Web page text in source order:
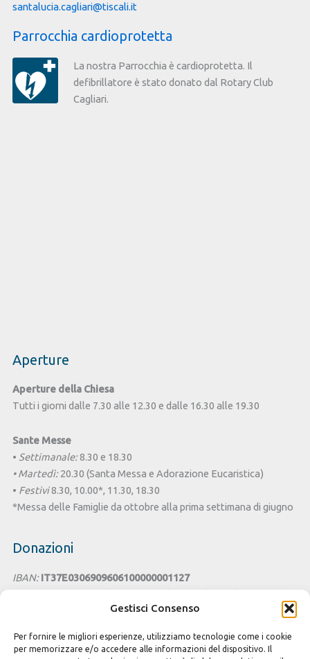
Gestisci Consenso
Per fornire le migliori esperienze, utilizziamo tecnologie come i cookie
per memorizzare e/o accedere alle informazioni del dispositivo. Il
santalucia.cagliari@tiscali.it
Parrocchia cardioprotetta
La nostra Parrocchia è cardioprotetta. Il
defibrillatore è stato donato dal Rotary Club
Cagliari.
Aperture
Aperture della Chiesa
Tutti i giorni dalle 7.30 alle 12.30 e dalle 16.30 alle 19.30
Sante Messe
• Settimanale:8.30 e 18.30
• Martedì:20.30 (Santa Messa e Adorazione Eucaristica)
• Festivi8.30, 10.00*, 11.30, 18.30
*Messa delle Famiglie da ottobre alla prima settimana di giugno
Donazioni
IBAN: IT37E0306909606100000001127
Cesta della Solidarietà